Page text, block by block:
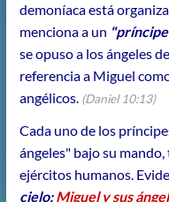
demoníaca está
menciona a un
se opuso a los ángeles
referencia a Miguel
angélicos. (Daniel 10:13)
Cada uno de los
ángeles" bajo su
ejércitos humanos.
cielo:Miguel y sus